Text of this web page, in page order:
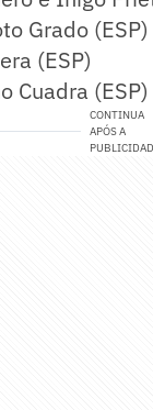
Grado (ESP)
(ESP)
Cuadra (ESP)
CONTINUA
APÓS A